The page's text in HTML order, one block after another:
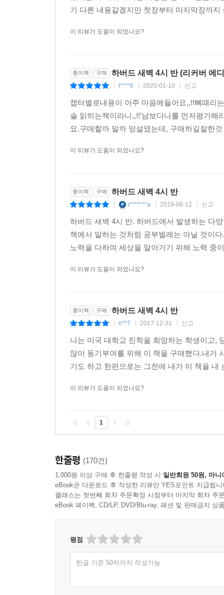
불구하고 그들은 더 크고 빠른 성과를 내기 위해
우리의 과거와 현재가 그럴싸하지 않다고 해서
기 다른 내용같겠지만 첫장부터 마지막장까
이 리뷰가 도움이 되었나요?
종이책 구매 하버드 새벽 4시 반 (리커버 에
t****6 2020-01-10 신고
챕터별로내용이 아주 마음에들어요,,!!뼈때리
술 읽히는책이라니,,!!'남보다나를 먼저평가해
요.구매할까 말까 망설였는데, 구매하길잘한
이 리뷰가 도움이 되었나요?
종이책 구매 하버드 새벽 4시 반
i*******a 2019-06-12 신고
하버드 새벽 4시 반. 하버드에서 발생하는 다
책에서 말하는 것처럼 공부벌레는 아닐 것이
노력을 다하여 세상을 알아가기 위해 노력 중
이 리뷰가 도움이 되었나요?
종이책 구매 하버드 새벽 4시 반
n**7 2017-12-31 신고
나는 미국 대학교 진학을 희망하는 학생이고,
않아 동기부여를 위해 이 책을 구매했다.내가
기도 하고 한편으로는 그전에 내가 이 책을
이 리뷰가 도움이 되었나요?
1
한줄평 (170건)
1,000원 이상 구매 후 한줄평 작성 시 일반회원 50원, 마니
eBook은 다운로드 후 작성한 리뷰만 YES포인트 지급됩니
클래스는 첫번째 회차 주문확정 시점부터 마지막 회차 주
eBook 페이백, CD/LP, DVD/Blu-ray, 패션 및 판매금지 상
평점
한글 기준 50자까지 작성가능